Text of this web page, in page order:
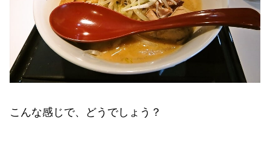
こんな感じで、どうでしょう？